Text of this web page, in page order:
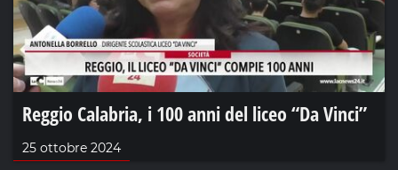
Reggio Calabria, i 100 anni del liceo “Da Vinci”
25 ottobre 2024